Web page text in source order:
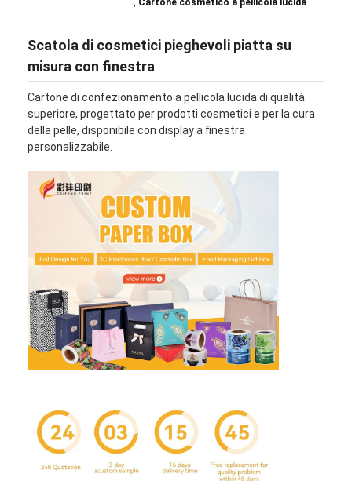
Cartone cosmetico a pellicola lucida
Scatola di cosmetici pieghevoli piatta su
misura con finestra
Cartone di confezionamento a pellicola lucida di qualità
superiore, progettato per prodotti cosmetici e per la cura
della pelle, disponibile con display a finestra
personalizzabile.